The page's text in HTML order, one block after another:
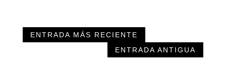
ENTRADA MÁS RECIENTE
ENTRADA ANTIGUA